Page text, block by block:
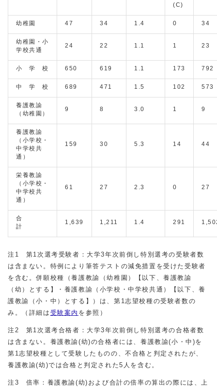
(C)
幼稚園 47 34 1.4 0 34
幼稚園・小
学校共通
24 22 1.1 1 23
小 学 校 650 619 1.1 173 792
中 学 校 689 471 1.5 102 573
養護教諭
（幼稚園）
9 8 3.0 1 9
養護教諭
（小学校・
中学校共
通）
159 30 5.3 14 44
栄養教諭
（小学校・
中学校共
通）
61 27 2.3 0 27
合
計
1,639 1,211 1.4 291
注1 第1次選考受験者：大学3年次前倒し特別選考の受験者数
は含まない。特例により筆答テストの減免措置を受けた受験者
を含む。併願校種（養護教諭（幼稚園）【以下、養護教諭
（幼）とする】・養護教諭（小学校・中学校共通）【以下、養
護教諭（小・中）とする】）は、第1志望校種の受験者数の
み。（詳細は 受験案内 を参照）
注2 第1次選考合格者：大学3年次前倒し特別選考の合格者数
は含まない。養護教諭(幼)の合格者には、養護教諭(小・中)を
第1志望校種として受験したものの、不合格と判定されたが、
養護教諭(幼)では合格と判定された5人を含む。
注3 倍率：養護教諭(幼)および合計の倍率の算出の際には、上